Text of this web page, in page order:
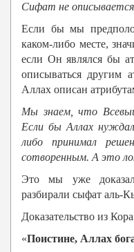
Сифат не
Если бы мы
каком-либо месте,
если Он являлся бы
описываться другим
Аллах описан
Мы знаем, что
Если бы Аллах
либо принимал
сотворенным. А это
Это мы уже
разбирали сыфат аль-
Доказательство из
«Поистине, Аллах